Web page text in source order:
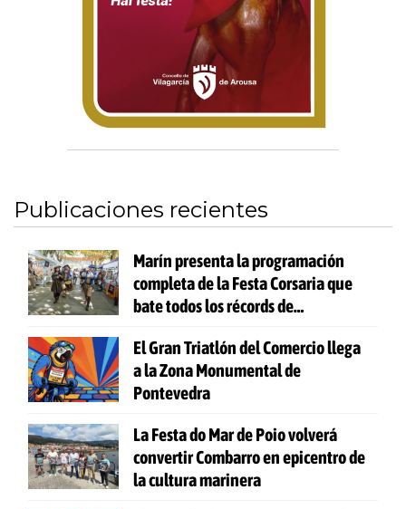
Publicaciones recientes
Marín presenta la programación
completa de la Festa Corsaria que
bate todos los récords de
El Gran Triatlón del Comercio llega
a la Zona Monumental de
Pontevedra
La Festa do Mar de Poio volverá
convertir Combarro en epicentro de
la cultura marinera